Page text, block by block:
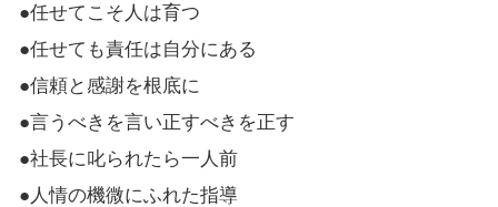
●任せてこそ人は育つ
●任せても責任は自分にある
●信頼と感謝を根底に
●言うべきを言い正すべきを正す
●社長に叱られたら一人前
●人情の機微にふれた指導